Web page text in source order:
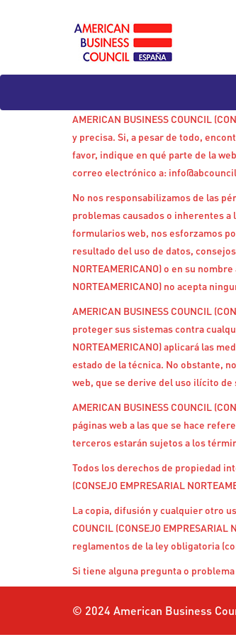
AMERICAN BUSINESS COUNCIL
y precisa. Si, a pesar de todo,
favor, indique en qué parte de la
correo electrónico a: info@
No nos responsabilizamos de las
problemas causados o inherentes
formularios web, nos esforzamos
resultado del uso de datos, consejos
NORTEAMERICANO) o en su nombre
NORTEAMERICANO) no acepta
AMERICAN BUSINESS COUNCIL
proteger sus sistemas contra
NORTEAMERICANO) aplicará las
estado de la técnica. No obstante,
web, que se derive del uso ilícito de
AMERICAN BUSINESS COUNCIL
páginas web a las que se hace
terceros estarán sujetos a los
Todos los derechos de propiedad
(CONSEJO EMPRESARIAL
La copia, difusión y cualquier otro
COUNCIL (CONSEJO
reglamentos de la ley obligatoria
Si tiene alguna pregunta o
© 2024 American Business